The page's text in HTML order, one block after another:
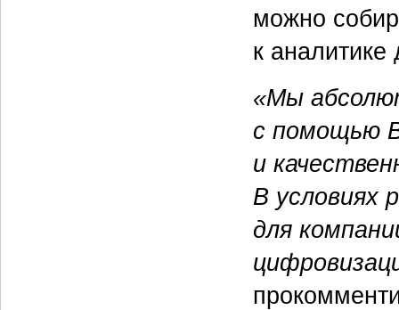
можно
к аналитике
«Мы
с помощью
и
В условиях
для